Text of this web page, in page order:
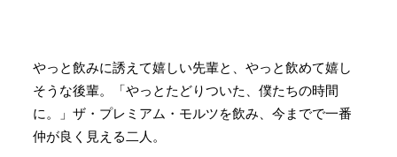
やっと飲みに誘えて嬉しい先輩と、やっと飲めて嬉し
そうな後輩。「やっとたどりついた、僕たちの時間
に。」ザ・プレミアム・モルツを飲み、今までで一番
仲が良く見える二人。